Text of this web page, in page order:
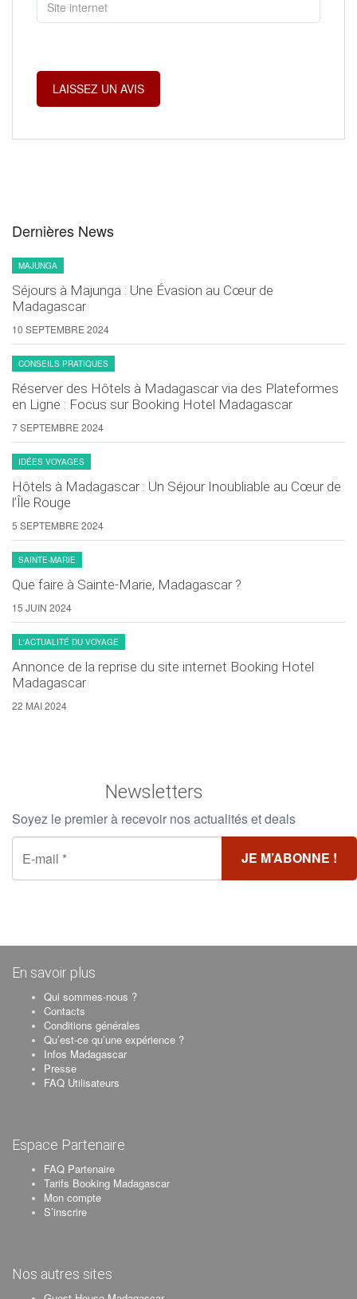
Dernières News
MAJUNGA
Séjours à Majunga : Une Évasion au Cœur de
Madagascar
10 SEPTEMBRE 2024
CONSEILS PRATIQUES
Réserver des Hôtels à Madagascar via des Plateformes
en Ligne : Focus sur Booking Hotel Madagascar
7 SEPTEMBRE 2024
IDÉES VOYAGES
Hôtels à Madagascar : Un Séjour Inoubliable au Cœur de
l’Île Rouge
5 SEPTEMBRE 2024
SAINTE-MARIE
Que faire à Sainte-Marie, Madagascar ?
15 JUIN 2024
L'ACTUALITÉ DU VOYAGE
Annonce de la reprise du site internet Booking Hotel
Madagascar
22 MAI 2024
Newsletters
Soyez le premier à recevoir nos actualités et deals
En savoir plus
Qui sommes-nous ?
Contacts
Conditions générales
Qu’est-ce qu’une expérience ?
Infos Madagascar
Presse
FAQ Utilisateurs
Espace Partenaire
FAQ Partenaire
Tarifs Booking Madagascar
Mon compte
S’inscrire
Nos autres sites